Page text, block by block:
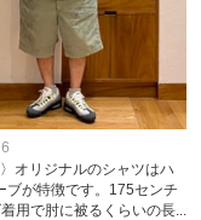
〉オリジナルのシャツはハ
ブが特徴です。175センチ
用で肘に被るくらいの長...